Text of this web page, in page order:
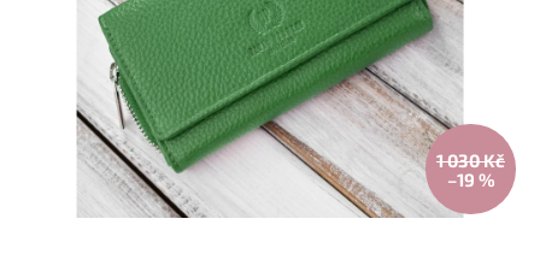
1 030 Kč
–19 %